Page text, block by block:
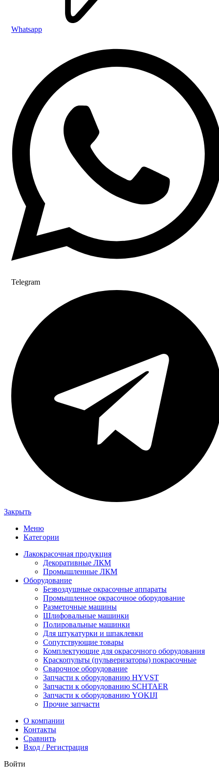
Whatsapp
Telegram
Закрыть
Меню
Категории
Лакокрасочная продукция
Декоративные ЛКМ
Промышленные ЛКМ
Оборудование
Безвоздушные окрасочные аппараты
Промышленное окрасочное оборудование
Разметочные машины
Шлифовальные машинки
Полировальные машинки
Для штукатурки и шпаклевки
Сопутствующие товары
Комплектующие для окрасочного оборудования
Краскопульты (пульверизаторы) покрасочные
Сварочное оборудование
Запчасти к оборудованию HYVST
Запчасти к оборудованию SCHTAER
Запчасти к оборудованию YOKIJI
Прочие запчасти
О компании
Контакты
Сравнить
Вход / Регистрация
Войти